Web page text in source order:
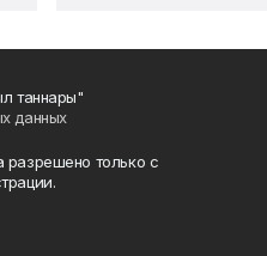
таннары"
данных
разрешено только с